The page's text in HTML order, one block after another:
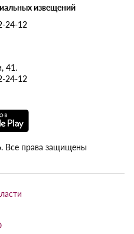
извещений
24-12
41.
24-12
Все права защищены